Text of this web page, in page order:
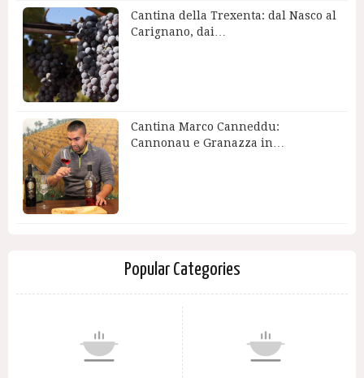
Cantina della Trexenta: dal Nasco al
Carignano, dai…
Cantina Marco Canneddu:
Cannonau e Granazza in…
Popular Categories